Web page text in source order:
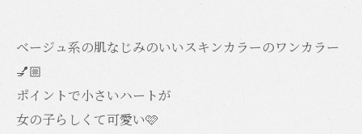
ベージュ系の肌なじみのいいスキンカラーのワンカラー
💅🏼
ポイントで小さいハートが
女の子らしくて可愛い🩷